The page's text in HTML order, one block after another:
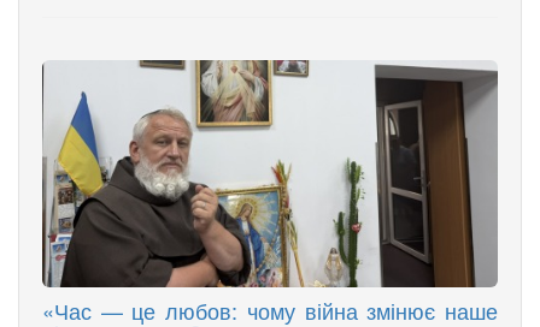
«Час — це любов: чому війна змінює наше